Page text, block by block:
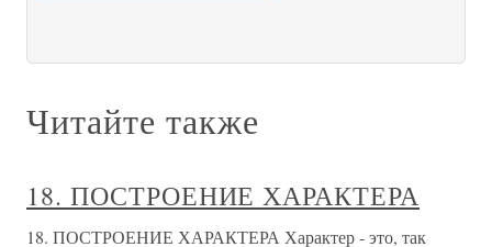
Читайте также
18. ПОСТРОЕНИЕ ХАРАКТЕРА
18. ПОСТРОЕНИЕ ХАРАКТЕРА Характер - это, так